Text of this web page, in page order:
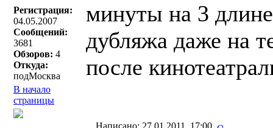
Регистрация:
04.05.2007
Сообщений:
3681
Обзоров: 4
Откуда:
подМосква
минуты на 3
дубляжа даже на
после
В начало
страницы
Написано: 27.01.2011, 17:00